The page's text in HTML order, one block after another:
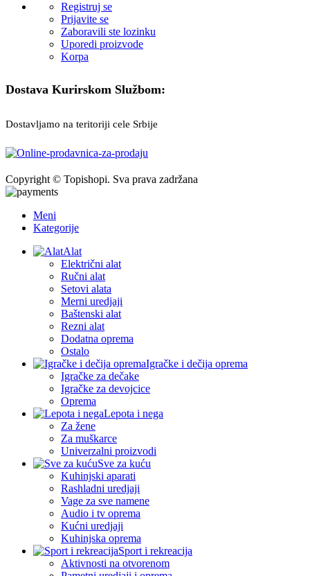
Registruj se
Prijavite se
Zaboravili ste lozinku
Uporedi proizvode
Korpa
Dostava Kurirskom Službom:
Dostavljamo na teritoriji cele Srbije
Copyright © Topishopi. Sva prava zadržana
Meni
Kategorije
Alat
Električni alat
Ručni alat
Setovi alata
Merni uredjaji
Baštenski alat
Rezni alat
Dodatna oprema
Ostalo
Igračke i dečija oprema
Igračke za dečake
Igračke za devojcice
Oprema
Lepota i nega
Za žene
Za muškarce
Univerzalni proizvodi
Sve za kuću
Kuhinjski aparati
Rashladni uredjaji
Vage za sve namene
Audio i tv oprema
Kućni uredjaji
Kuhinjska oprema
Sport i rekreacija
Aktivnosti na otvorenom